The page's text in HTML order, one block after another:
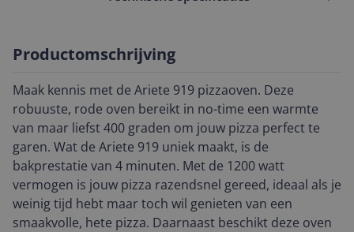
Productomschrijving
Maak kennis met de Ariete 919 pizzaoven. Deze
robuuste, rode oven bereikt in no-time een warmte
van maar liefst 400 graden om jouw pizza perfect te
garen. Wat de Ariete 919 uniek maakt, is de
bakprestatie van 4 minuten. Met de 1200 watt
vermogen is jouw pizza razendsnel gereed, ideaal als je
weinig tijd hebt maar toch wil genieten van een
smaakvolle, hete pizza. Daarnaast beschikt deze oven